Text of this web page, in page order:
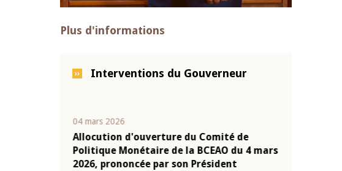
Plus d'informations
Interventions du Gouverneur
04 mars 2026
Allocution d'ouverture du Comité de
Politique Monétaire de la BCEAO du 4 mars
2026, prononcée par son Président